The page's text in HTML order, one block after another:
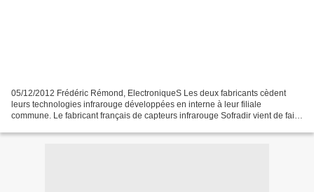
05/12/2012 Frédéric Rémond, ElectroniqueS Les deux fabricants cèdent
leurs technologies infrarouge développées en interne à leur filiale
commune. Le fabricant français de capteurs infrarouge Sofradir vient de faire